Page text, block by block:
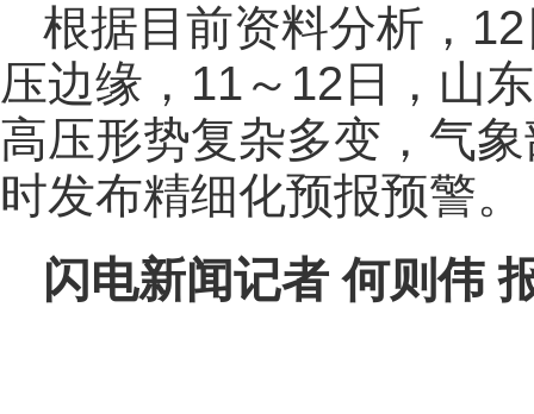
根据目前资料分析，
压边缘，11～12日，山
高压形势复杂多变，气
时发布精细化预报预警。
闪电新闻记者 何则伟